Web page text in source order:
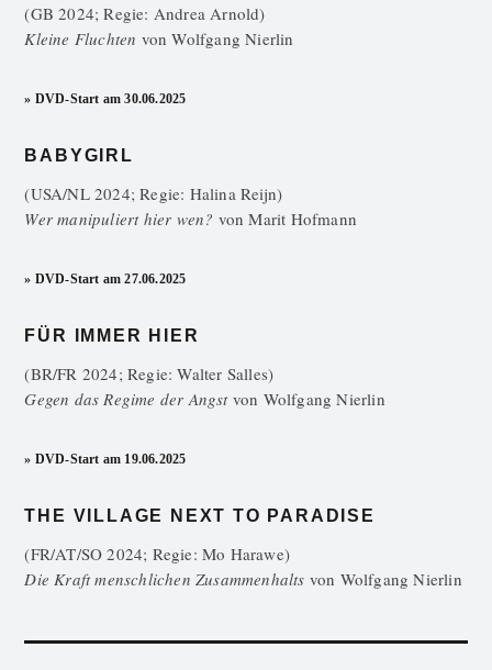
(GB 2024; Regie: Andrea Arnold)
Kleine Fluchten vonWolfgang Nierlin
» DVD-Start am 30.06.2025
BABYGIRL
(USA/NL 2024; Regie: Halina Reijn)
Wer manipuliert hier wen? vonMarit Hofmann
» DVD-Start am 27.06.2025
FÜR IMMER HIER
(BR/FR 2024; Regie: Walter Salles)
Gegen das Regime der Angstvon Wolfgang Nierlin
» DVD-Start am 19.06.2025
THE VILLAGE NEXT TO PARADISE
(FR/AT/SO 2024; Regie: Mo Harawe)
Die Kraft menschlichen Zusammenhalts von Wolfgang Nierlin